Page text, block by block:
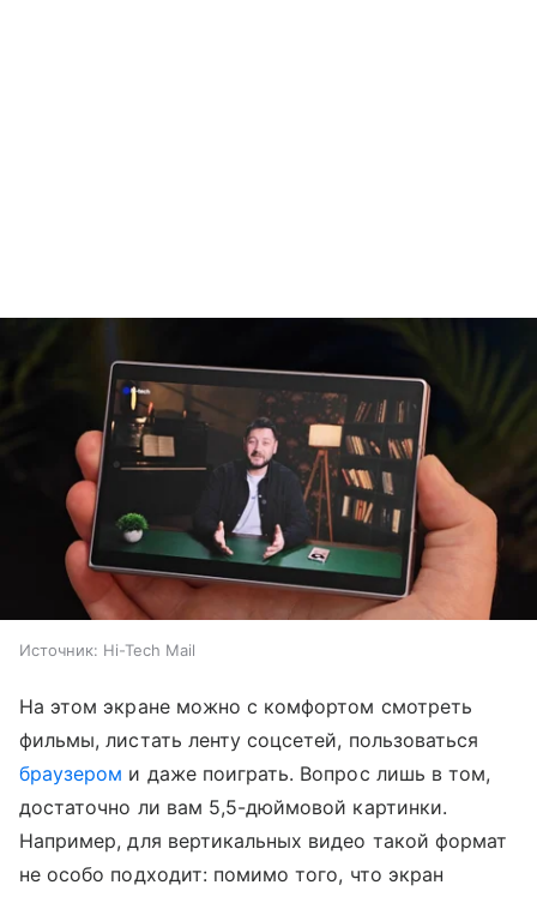
Источник: Hi-Tech Mail
На этом экране можно с комфортом смотреть
фильмы, листать ленту соцсетей, пользоваться
браузером и даже поиграть. Вопрос лишь в том,
достаточно ли вам 5,5-дюймовой картинки.
Например, для вертикальных видео такой формат
не особо подходит: помимо того, что экран